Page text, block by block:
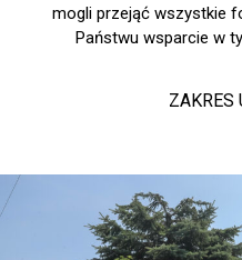
mogli przejąć wszystkie
Państwu wsparcie w
ZAKRES